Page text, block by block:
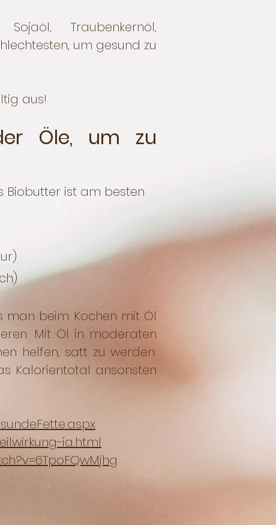
Traubenkernöl,
um gesund zu
aus!
Öle, um zu
Biobutter ist am besten
man beim Kochen mit Öl
Mit Öl in moderaten
helfen, satt zu werden.
Kalorientotal ansonsten
ia.html